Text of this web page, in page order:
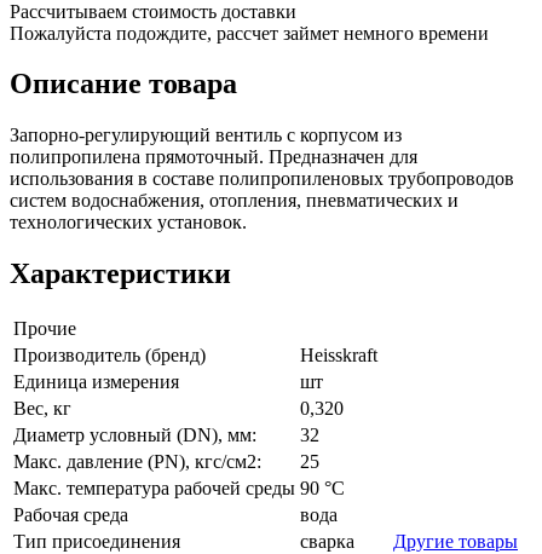
Рассчитываем стоимость доставки
Пожалуйста подождите, рассчет займет немного времени
Описание товара
Запорно-регулирующий вентиль с корпусом из
полипропилена прямоточный. Предназначен для
использования в составе полипропиленовых трубопроводов
систем водоснабжения, отопления, пневматических и
технологических установок.
Характеристики
Прочие
Производитель (бренд)
Heisskraft
Единица измерения
шт
Вес, кг
0,320
Диаметр условный (DN), мм:
32
Макс. давление (PN), кгс/см2:
25
Макс. температура рабочей среды 90 °C
Рабочая среда
вода
Тип присоединения
сварка
Другие товары